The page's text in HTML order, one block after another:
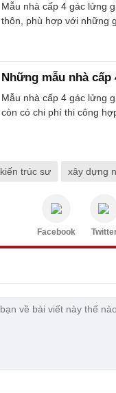
Mẫu nhà cấp 4 gác lửng
thôn, phù hợp với những
Những mẫu nhà
Mẫu nhà cấp 4 gác lửng
còn có chi phí thi công
kiến trúc sư xây dựng
Facebook